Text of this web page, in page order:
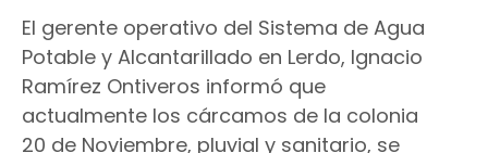
El gerente operativo del Sistema de Agua
Potable y Alcantarillado en Lerdo, Ignacio
Ramírez Ontiveros informó que
actualmente los cárcamos de la colonia
20 de Noviembre, pluvial y sanitario, se